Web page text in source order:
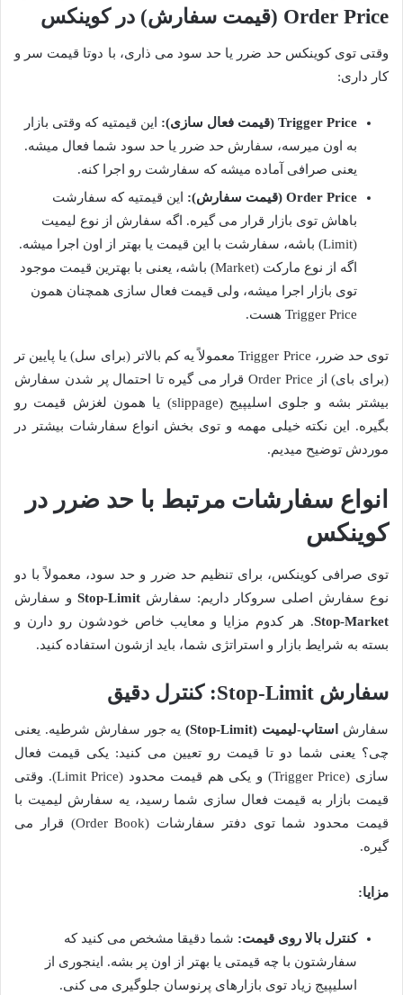
Order Price (قیمت سفارش) در کوینکس
وقتی توی کوینکس حد ضرر یا حد سود می ذاری، با دوتا قیمت سر و
کار داری:
Trigger Price (قیمت فعال سازی):
این قیمتیه که وقتی بازار
به اون میرسه، سفارش حد ضرر یا حد سود شما فعال میشه.
یعنی صرافی آماده میشه که سفارشت رو اجرا کنه.
Order Price (قیمت سفارش):
این قیمتیه که سفارشت
باهاش توی بازار قرار می گیره. اگه سفارش از نوع لیمیت
(Limit) باشه، سفارشت با این قیمت یا بهتر از اون اجرا میشه.
اگه از نوع مارکت (Market) باشه، یعنی با بهترین قیمت موجود
توی بازار اجرا میشه، ولی قیمت فعال سازی همچنان همون
Trigger Price هست.
توی حد ضرر، Trigger Price معمولاً یه کم بالاتر (برای سل) یا پایین تر
(برای بای) از Order Price قرار می گیره تا احتمال پر شدن سفارش
بیشتر بشه و جلوی اسلیپیج (slippage) یا همون لغزش قیمت رو
بگیره. این نکته خیلی مهمه و توی بخش انواع سفارشات بیشتر در
موردش توضیح میدیم.
انواع سفارشات مرتبط با حد ضرر در
کوینکس
توی صرافی کوینکس، برای تنظیم حد ضرر و حد سود، معمولاً با دو
نوع سفارش اصلی سروکار داریم: سفارشStop-Limit و سفارش
Stop-Market. هر کدوم مزایا و معایب خاص خودشون رو دارن و
بسته به شرایط بازار و استراتژی شما، باید ازشون استفاده کنید.
سفارش Stop-Limit: کنترل دقیق
سفارش استاپ-لیمیت (Stop-Limit)
یه جور سفارش شرطیه. یعنی
چی؟ یعنی شما دو تا قیمت رو تعیین می کنید: یکی قیمت فعال
سازی (Trigger Price) و یکی هم قیمت محدود (Limit Price). وقتی
قیمت بازار به قیمت فعال سازی شما رسید، یه سفارش لیمیت با
قیمت محدود شما توی دفتر سفارشات (Order Book) قرار می
گیره.
مزایا:
کنترل بالا روی قیمت: شما دقیقا مشخص می کنید که
سفارشتون با چه قیمتی یا بهتر از اون پر بشه. اینجوری از
اسلیپیج زیاد توی بازارهای پرنوسان جلوگیری می کنی.